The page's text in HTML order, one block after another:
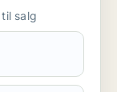
salg